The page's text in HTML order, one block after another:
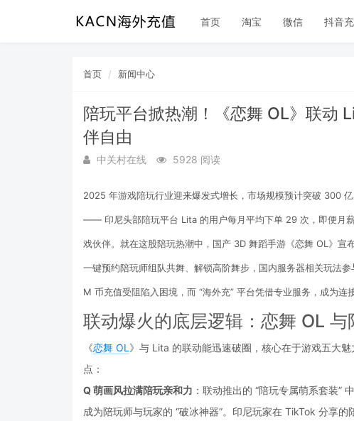
首页 淘宝 微信 抖音
首页 新闻中心
陪玩平台掀热潮！《恋舞 OL》联动
伴自由
中关村在线 5928 阅读
2025 年游戏陪玩行业迎来爆发式增长，市场规模预计突破 300
—— 印尼头部陪玩平台 Lita 的用户每月平均下单 29 次，即便月
戏伙伴。就在这股陪玩热潮中，国产 3D 舞蹈手游《恋舞 OL》宣
一键预约陪玩师组队共舞、解锁高阶舞步，国内服务器相关玩法
M 币充值受阻陷入困境，而 “海外充” 平台凭借专业服务，成为连
联动爆火的底层逻辑：恋舞 OL 与
《恋舞 OL 》与 Lita 的联动能迅速破圈，核心在于游戏五大
点：
Q 萌画风拉满陪玩亲和力 ：联动推出的 “陪玩专属萌系套装”
成为陪玩师与玩家的 “破冰神器”。印尼玩家在 TikTok 分享